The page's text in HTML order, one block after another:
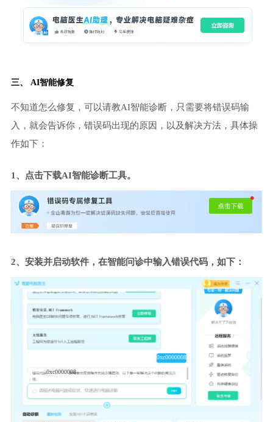
三、 AI智能修复
不知道怎么修复，可以请教AI智能诊断，只需要将错误码输
入，就会告诉你，错误码出现的原因，以及解决方法，具体操
作如下：
1、点击下载AI智能诊断工具。
2、安装并启动软件，在智能问诊中输入错误代码，如下：
0xc0000008
0xc0000008